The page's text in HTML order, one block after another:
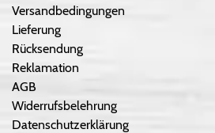
Versandbedingungen
Lieferung
Rücksendung
Reklamation
AGB
Widerrufsbelehrung
Datenschutzerklärung